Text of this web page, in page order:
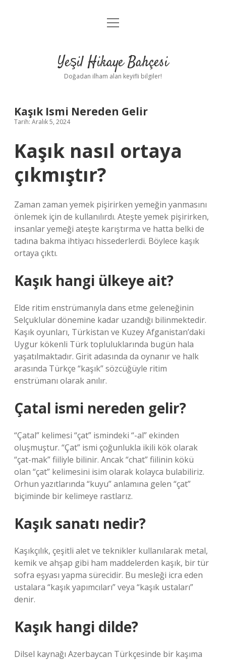
Anasayfa
Yasal Uyarı
menüyü
Yeşil Hikaye Bahçesi
Doğadan ilham alan keyifli bilgiler!
Kaşık Ismi Nereden Gelir
Tarih: Aralık 5, 2024
Kaşık nasıl ortaya
çıkmıştır?
Zaman zaman yemek pişirirken yemeğin yanmasını
önlemek için de kullanılırdı. Ateşte yemek pişirirken,
insanlar yemeği ateşte karıştırma ve hatta belki de
tadına bakma ihtiyacı hissederlerdi. Böylece kaşık
ortaya çıktı.
Kaşık hangi ülkeye ait?
Elde ritim enstrümanıyla dans etme geleneğinin
Selçuklular dönemine kadar uzandığı bilinmektedir.
Kaşık oyunları, Türkistan ve Kuzey Afganistan’daki
Uygur kökenli Türk topluluklarında bugün hala
yaşatılmaktadır. Girit adasında da oynanır ve halk
arasında Türkçe “kaşık” sözcüğüyle ritim
enstrümanı olarak anılır.
Çatal ismi nereden gelir?
“Çatal” kelimesi “çat” ismindeki “-al” ekinden
oluşmuştur. “Çat” ismi çoğunlukla ikili kök olarak
“çat-mak” fiiliyle bilinir. Ancak “chat” fiilinin kökü
olan “çat” kelimesini isim olarak kolayca bulabiliriz.
Orhun yazıtlarında “kuyu” anlamına gelen “çat”
biçiminde bir kelimeye rastlarız.
Kaşık sanatı nedir?
Kaşıkçılık, çeşitli alet ve teknikler kullanılarak metal,
kemik ve ahşap gibi ham maddelerden kaşık, bir tür
sofra eşyası yapma sürecidir. Bu mesleği icra eden
ustalara “kaşık yapımcıları” veya “kaşık ustaları”
denir.
Kaşık hangi dilde?
Dilsel kaynağı Azerbaycan Türkçesinde bir kaşıma